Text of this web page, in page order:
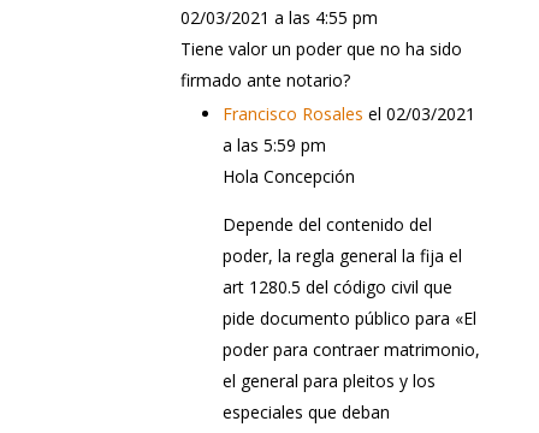
02/03/2021 a las 4:55 pm
Tiene valor un poder que no ha sido
firmado ante notario?
Francisco Rosales el 02/03/2021
a las 5:59 pm
Hola Concepción
Depende del contenido del
poder, la regla general la fija el
art 1280.5 del código civil que
pide documento público para «El
poder para contraer matrimonio,
el general para pleitos y los
especiales que deban